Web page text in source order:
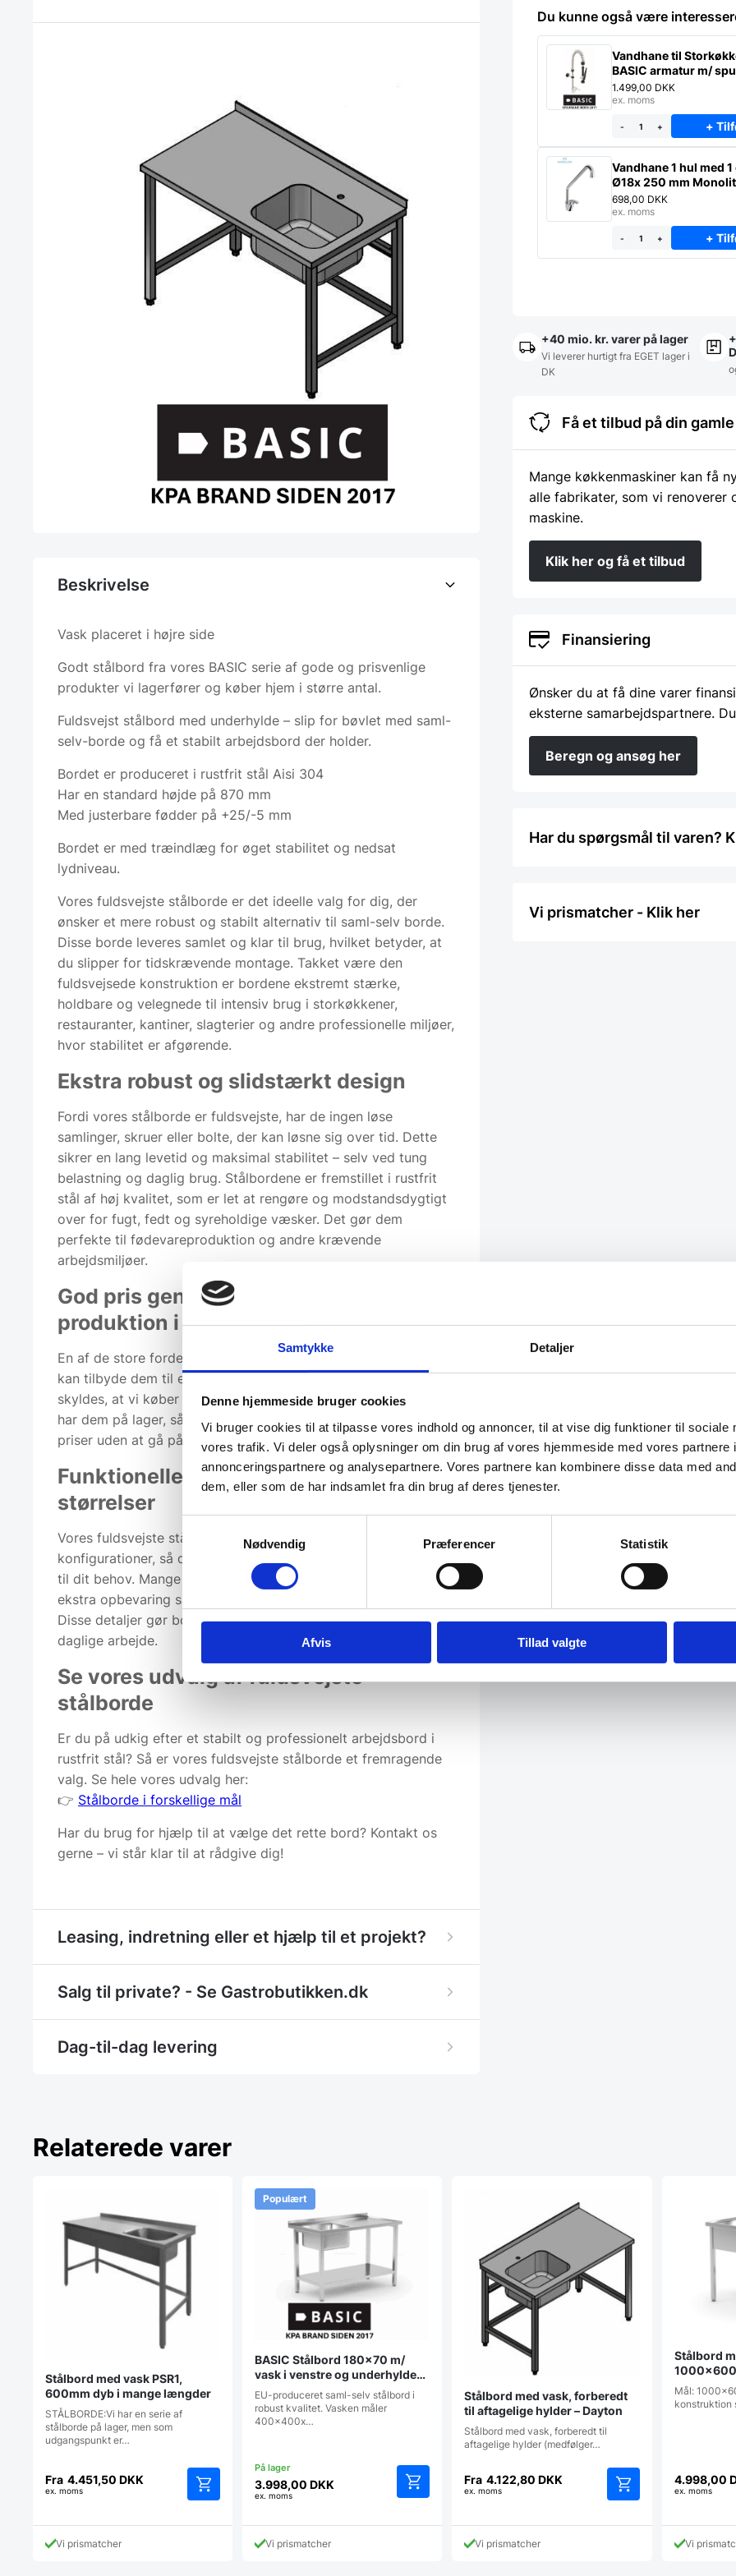
Samtykke Detaljer
Denne hjemmeside bruger cookies
Vi bruger cookies til at tilpasse vores indhold og annoncer, til at vise dig funktioner til sociale
vores trafik. Vi deler også oplysninger om din brug af vores hjemmeside med vores partnere
annonceringspartnere og analysepartnere. Vores partnere kan kombinere disse data med
dem, eller som de har indsamlet fra din brug af deres tjenester.
Nødvendig
Præferencer Statistik
Afvis Tillad valgte
Beskrivelse
Vask placeret i højre side
Godt stålbord fra vores BASIC serie af gode og prisvenlige
produkter vi lagerfører og køber hjem i større antal.
Fuldsvejst stålbord med underhylde – slip for bøvlet med saml-
selv-borde og få et stabilt arbejdsbord der holder.
Bordet er produceret i rustfrit stål Aisi 304
Har en standard højde på 870 mm
Med justerbare fødder på +25/-5 mm
Bordet er med træindlæg for øget stabilitet og nedsat
lydniveau.
Vores fuldsvejste stålborde er det ideelle valg for dig, der
ønsker et mere robust og stabilt alternativ til saml-selv borde.
Disse borde leveres samlet og klar til brug, hvilket betyder, at
du slipper for tidskrævende montage. Takket være den
fuldsvejsede konstruktion er bordene ekstremt stærke,
holdbare og velegnede til intensiv brug i storkøkkener,
restauranter, kantiner, slagterier og andre professionelle miljøer,
hvor stabilitet er afgørende.
Ekstra robust og slidstærkt design
Fordi vores stålborde er fuldsvejste, har de ingen løse
samlinger, skruer eller bolte, der kan løsne sig over tid. Dette
sikrer en lang levetid og maksimal stabilitet – selv ved tung
belastning og daglig brug. Stålbordene er fremstillet i rustfrit
stål af høj kvalitet, som er let at rengøre og modstandsdygtigt
over for fugt, fedt og syreholdige væsker. Det gør dem
perfekte til fødevareproduktion og andre krævende
arbejdsmiljøer.
God pris gennem storkøb og
produktion i Letland
En af de store fordele ved vores fuldsvejste stålborde er, at vi
kan tilbyde dem til en særdeles konkurrencedygtig pris. Dette
skyldes, at vi køber stort ind direkte fra fabrikker i Letland og
har dem på lager, så vi kan tilbyde hurtig levering og lave
priser uden at gå på kompromis med kvaliteten.
Funktionelle detaljer og mange
størrelser
Vores fuldsvejste stålborde fås i forskellige størrelser og
konfigurationer, så du kan finde den løsning, der passer bedst
til dit behov. Mange af bordene har en praktisk underhylde til
ekstra opbevaring samt træindlæg, der giver ekstra stabilitet.
Disse detaljer gør bordene endnu mere funktionelle i det
daglige arbejde.
Se vores udvalg af fuldsvejste
stålborde
Er du på udkig efter et stabilt og professionelt arbejdsbord i
rustfrit stål? Så er vores fuldsvejste stålborde et fremragende
valg. Se hele vores udvalg her:
👉 Stålborde i forskellige mål
Har du brug for hjælp til at vælge det rette bord? Kontakt os
gerne – vi står klar til at rådgive dig!
Leasing, indretning eller et hjælp til et projekt?
Salg til private? - Se Gastrobutikken.dk
Dag-til-dag levering
side
uden
underhylde,
500x400x250
antal
Du kunne også være
Vandhane til
BASIC armatur m/
ERAMINI produceret i
1.499,00 DKK
ex. moms
- + +
Vandhane 1 hul med
Ø18x 250 mm Monolith med
C-hane
698,00 DKK
ex. moms
- + +
+40 mio. kr. varer på lager
Vi leverer hurtigt fra EGET lager i
DK
Få et tilbud på din
Mange køkkenmaskiner kan få
alle fabrikater, som vi
maskine.
Klik her og få et tilbud
Finansiering
Ønsker du at få dine varer
eksterne samarbejdspartnere.
Beregn og ansøg her
Har du spørgsmål til varen?
Vi prismatcher - Klik her
Relaterede varer
Stålbord med vask PSR1,
600mm dyb i mange længder
STÅLBORDE:Vi har en serie af
stålborde på lager, men som
udgangspunkt er…
Fra 4.451,50 DKK
ex. moms
vare
Vi prismatcher
Populært
BASIC Stålbord 180×70 m/
vask i venstre og underhylde
(saml-selv)
EU-produceret saml-selv stålbord i
robust kvalitet. Vasken måler
400x400x…
3.998,00DKK
ex. moms
Vi prismatcher
Stålbord med vask, forberedt
til aftagelige hylder – Dayton
Stålbord med vask, forberedt til
aftagelige hylder (medfølger…
Fra 4.122,80DKK
ex. moms
vare
Vi prismatcher
Stålbord
Mål:
konstruktion
4.998,00
ex. moms
Vi